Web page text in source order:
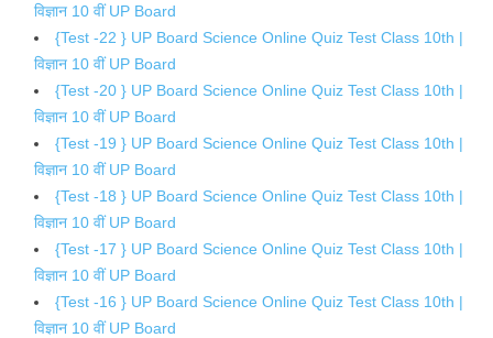
विज्ञान 10 वीं UP Board
{Test -22 } UP Board Science Online Quiz Test Class 10th |
विज्ञान 10 वीं UP Board
{Test -20 } UP Board Science Online Quiz Test Class 10th |
विज्ञान 10 वीं UP Board
{Test -19 } UP Board Science Online Quiz Test Class 10th |
विज्ञान 10 वीं UP Board
{Test -18 } UP Board Science Online Quiz Test Class 10th |
विज्ञान 10 वीं UP Board
{Test -17 } UP Board Science Online Quiz Test Class 10th |
विज्ञान 10 वीं UP Board
{Test -16 } UP Board Science Online Quiz Test Class 10th |
विज्ञान 10 वीं UP Board